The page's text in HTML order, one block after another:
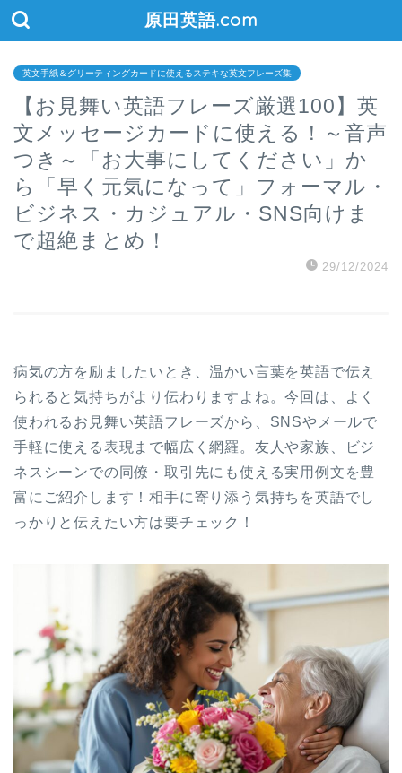
原田英語.com
英文手紙＆グリーティングカードに使えるステキな英文フレーズ集
【お見舞い英語フレーズ厳選100】英
文メッセージカードに使える！～音声
つき～「お大事にしてください」か
ら「早く元気になって」フォーマル・
ビジネス・カジュアル・SNS向けま
で超絶まとめ！
29/12/2024
病気の方を励ましたいとき、温かい言葉を英語で伝え
られると気持ちがより伝わりますよね。今回は、よく
使われるお見舞い英語フレーズから、SNSやメールで
手軽に使える表現まで幅広く網羅。友人や家族、ビジ
ネスシーンでの同僚・取引先にも使える実用例文を豊
富にご紹介します！相手に寄り添う気持ちを英語でし
っかりと伝えたい方は要チェック！